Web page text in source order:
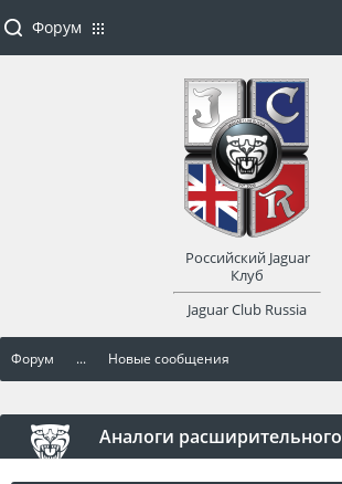
Форум ... Новые сообщения
Аналоги расширительного
Форум
Российский Jaguar
Клуб
Jaguar Club Russia